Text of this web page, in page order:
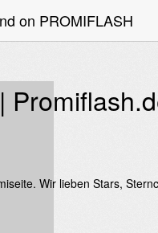
on PROMIFLASH
Wir lieben Stars,